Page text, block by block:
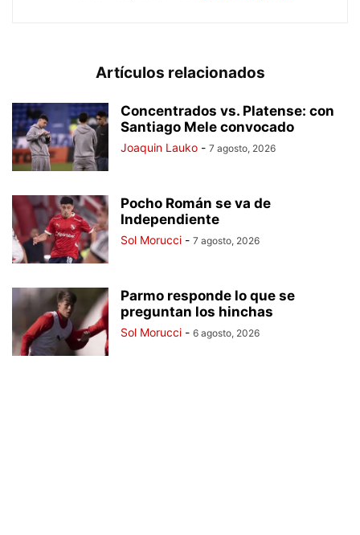
Artículos relacionados
Concentrados vs. Platense: con
Santiago Mele convocado
Joaquin Lauko - 7 agosto, 2026
Pocho Román se va de
Independiente
Sol Morucci - 7 agosto, 2026
Parmo responde lo que se
preguntan los hinchas
Sol Morucci - 6 agosto, 2026